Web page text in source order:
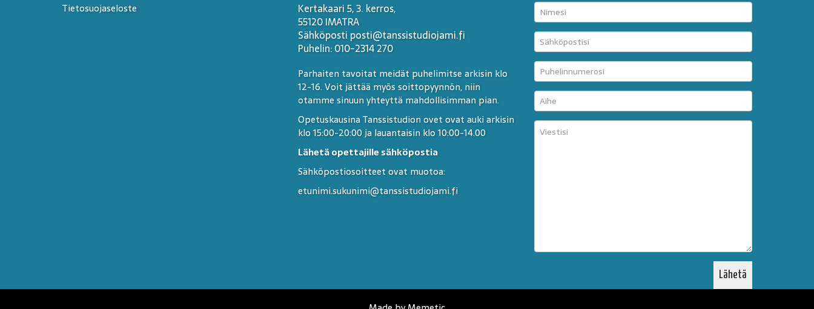
Tietosuojaseloste
Kertakaari 5, 3. kerros,
55120 IMATRA
Sähköposti posti@tanssistudiojami.fi
Puhelin: 010-2314 270
Parhaiten tavoitat meidät puhelimitse arkisin klo
12-16. Voit jättää myös soittopyynnön, niin
otamme sinuun yhteyttä mahdollisimman pian.
Opetuskausina Tanssistudion ovet ovat auki arkisin
klo 15:00-20:00 ja lauantaisin klo 10:00-14.00
Lähetä opettajille sähköpostia
Sähköpostiosoitteet ovat muotoa:
etunimi.sukunimi@tanssistudiojami.fi